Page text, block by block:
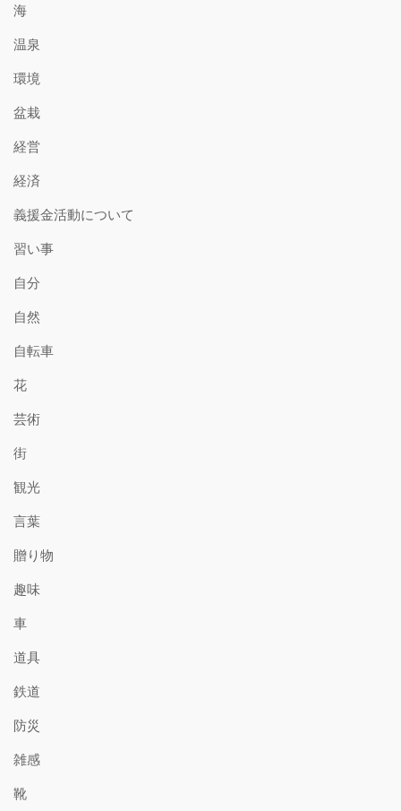
海
温泉
環境
盆栽
経営
経済
義援金活動について
習い事
自分
自然
自転車
花
芸術
街
観光
言葉
贈り物
趣味
車
道具
鉄道
防災
雑感
靴